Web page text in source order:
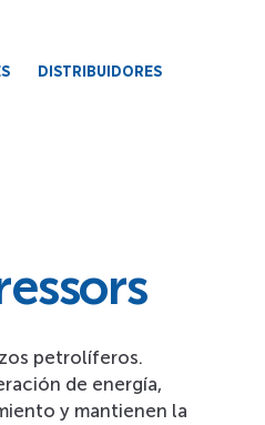
DISTRIBUIDORES
petrolíferos.
de energía,
y mantienen la